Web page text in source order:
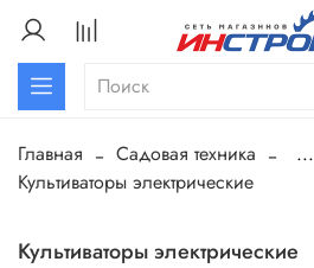
Главная Садовая техника
...
Культиваторы электрические
Культиваторы электрические